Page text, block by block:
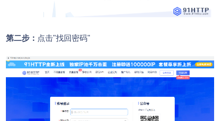
第二步： 点击"找回密码"